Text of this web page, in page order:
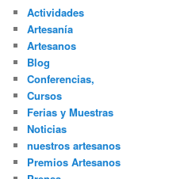
Actividades
Artesanía
Artesanos
Blog
Conferencias,
Cursos
Ferias y Muestras
Noticias
nuestros artesanos
Premios Artesanos